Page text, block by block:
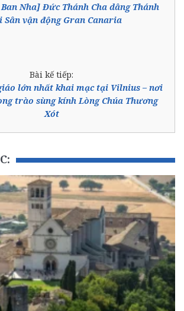
Nha] Đức Thánh Cha dâng Thánh
Sân vận động Gran Canaria
Bài kế tiếp:
lớn nhất khai mạc tại Vilnius – nơi
trào sùng kính Lòng Chúa Thương
Xót